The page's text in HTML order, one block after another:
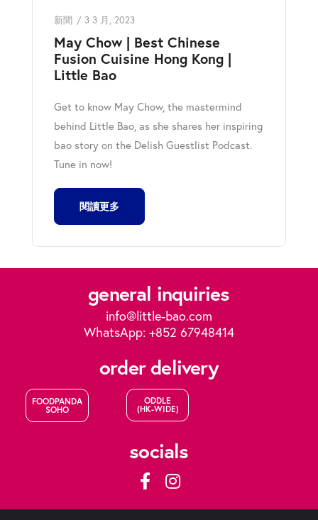
新聞 3 3 月, 2023
May Chow | Best Chinese
Fusion Cuisine Hong Kong |
Little Bao
Get to know May Chow, the mastermind
behind Little Bao, as she shares her inspiring
bao story on the Delish Guestlist Podcast.
Tune in now!
閱讀更多
general inquiries
info@little-bao.com
WhatsApp: +852 67948414
order delivery
FOODPANDA
SOHO
ODDLE
(HK-WIDE)
socials